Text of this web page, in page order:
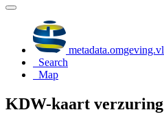
Search
Map
KDW-kaart verzuring